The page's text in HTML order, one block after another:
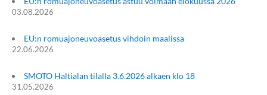
03.08.2026
EU:n romuajoneuvoasetus vihdoin maalissa
22.06.2026
SMOTO Haltialan tilalla 3.6.2026 alkaen klo 18
31.05.2026